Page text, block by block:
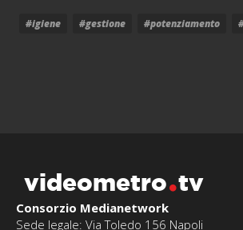
#igiene #gestione #potenziamento
videometro tv
Consorzio Medianetwork
Sede legale: Via Toledo 156 Napoli